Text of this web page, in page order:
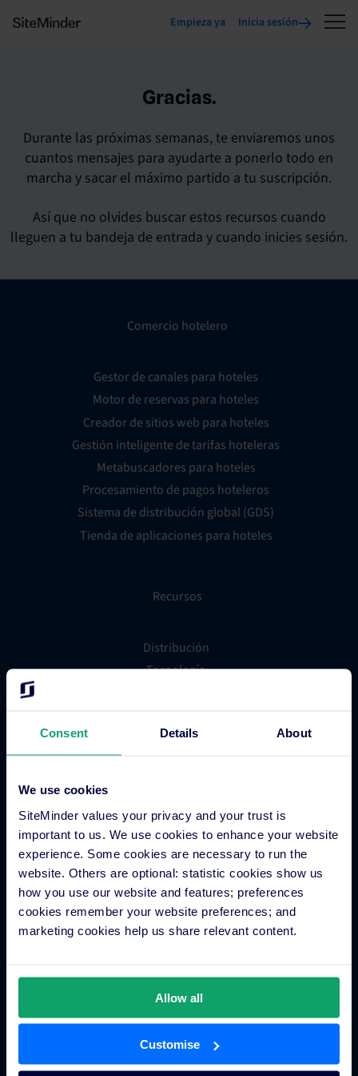
Consent Details About
We use cookies
SiteMinder values your privacy and your trust is
important to us. We use cookies to enhance your website
experience. Some cookies are necessary to run the
website. Others are optional: statistic cookies show us
how you use our website and features; preferences
cookies remember your website preferences; and
marketing cookies help us share relevant content.
Allow all
Customise
Empieza ya Inicia sesión
Gracias.
Durante las próximas semanas, te enviaremos unos
cuantos mensajes para ayudarte a ponerlo todo en
marcha y sacar el máximo partido a tu suscripción.
Así que no olvides buscar estos recursos cuando
lleguen a tu bandeja de entrada y cuando inicies sesión.
Comercio hotelero
Gestor de canales para hoteles
Motor de reservas para hoteles
Creador de sitios web para hoteles
Gestión inteligente de tarifas hoteleras
Metabuscadores para hoteles
Procesamiento de pagos hoteleros
Sistema de distribución global (GDS)
Tienda de aplicaciones para hoteles
Recursos
Distribución
Tecnología
Casos de éxito
Integraciones
Aplicación de asociados integrados
Encuentra a un experto
Buscador de PMS
Empresa